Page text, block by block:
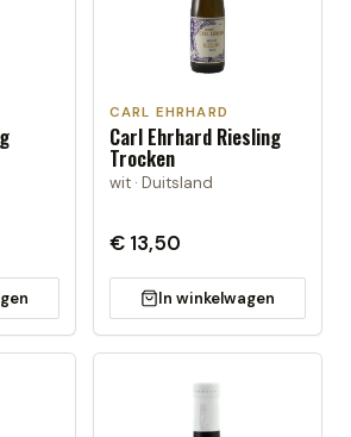
CARL EHRHARD
Carl Ehrhard Riesling
Trocken
wit · Duitsland
€ 13,50
In winkelwagen